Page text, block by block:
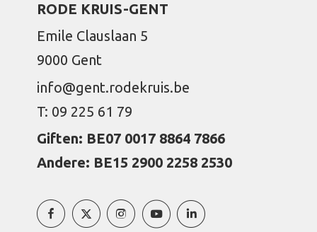
RODE KRUIS-GENT
Emile Clauslaan 5
9000 Gent
info@gent.rodekruis.be
T: 09 225 61 79
Giften: BE07 0017 8864 7866
Andere: BE15 2900 2258 2530